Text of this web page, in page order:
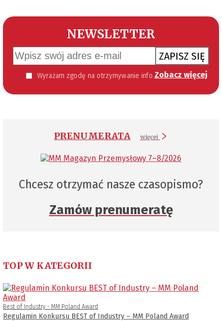
NEWSLETTER
ZAPISZ SIĘ
Wyrażam zgodę na otrzymywanie informacji handlowej kierowanej do mnie za pomocą środków komunikacji elektronicznej w szczególności poczty elektronicznej zgodnie z przepisem art. 10 ust 2 ustawy z dnia 18 lipca 2002 roku o świadczeniu usług drogą elektroniczną (Dz. U. 144 z 2002 r. poz. 1204). Zgoda jest dobrowolna, jednak jej wyrażenie jest konieczne, aby otrzymywać newsletter. Zobacz więcej
PRENUMERATA więcej
Chcesz otrzymać nasze czasopismo?
Zamów prenumeratę
TOP W KATEGORII
Best of Industry - MM Poland Award
Regulamin Konkursu BEST of Industry – MM Poland Award